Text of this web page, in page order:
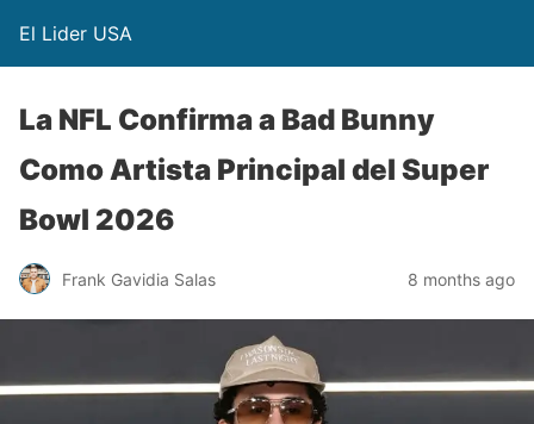
El Lider USA
La NFL Confirma a Bad Bunny
Como Artista Principal del Super
Bowl 2026
Frank Gavidia Salas 8 months ago